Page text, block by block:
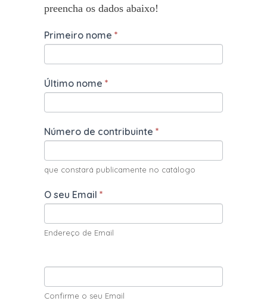
preencha os dados abaixo!
Primeiro nome *
Último nome *
Número de contribuinte *
que constará publicamente no catálogo
O seu Email *
Endereço de Email
Confirme o seu Email